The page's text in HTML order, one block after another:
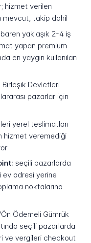
hizmet verilen
mevcut, takip dahil
yaklaşık 2-4 iş
yapan premium
en yaygın kullanılan
Birleşik Devletleri
pazarlar için
yerel teslimatları
hizmet veremediği
seçili pazarlarda
adresi yerine
noktalarına
Ödemeli Gümrük
seçili pazarlarda
ve vergileri checkout